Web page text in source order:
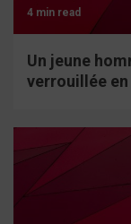
4 min read
Un jeune
verrouillée en